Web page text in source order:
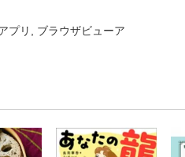
プリ, ブラウザビューア